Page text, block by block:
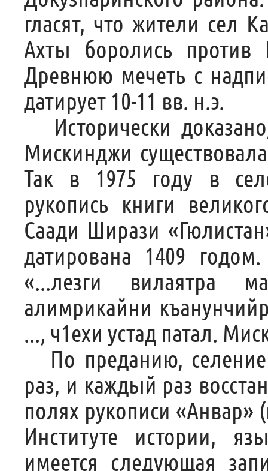
гласят, что жители сел
Ахты боролись
Древнюю мечеть с
датирует 10-11 вв. н.э.
Исторически
Мискинджи
Так в 1975 году в
рукопись книги
Саади Ширази
датирована 1409
«...лезги вилаятра
алимрикайни
..., ч1ехи устад патал.
По преданию,
раз, и каждый раз
полях рукописи
Институте истории,
имеется следующая